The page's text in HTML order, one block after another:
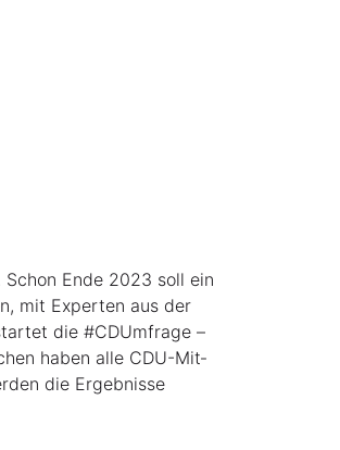
Ende 2023 soll ein
mit Exper­ten aus der
die #CDUm­fra­ge –
haben alle CDU-Mit­
die Ergeb­nis­se